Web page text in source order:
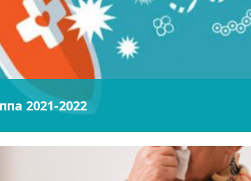
2021-2022